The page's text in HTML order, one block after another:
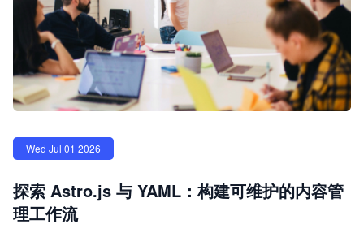
Wed Jul 01 2026
探索 Astro.js 与 YAML：构建可维护的内容管
理工作流